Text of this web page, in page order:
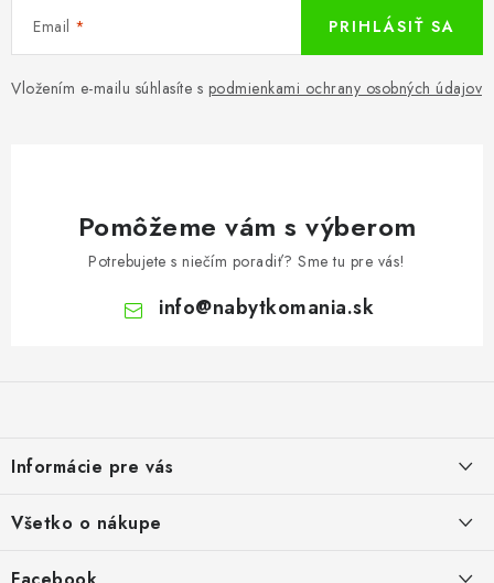
Email
Vložením e-mailu súhlasíte s podmienkami ochrany osobných údajov
PRIHLÁSIŤ SA
Pomôžeme vám s výberom
Potrebujete s niečím poradiť? Sme tu pre vás!
info@nabytkomania.sk
äInformácie pre vás
Kontakty
Všetko o nákupe
Doprava a platba